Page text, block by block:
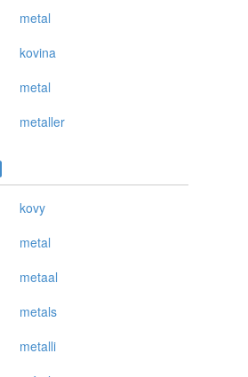
metal
kovina
metal
metaller
kovy
metal
metaal
metals
metalli